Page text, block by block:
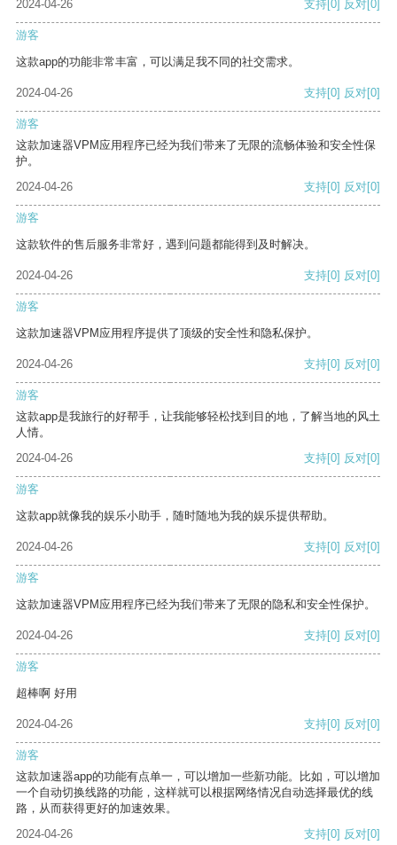
2024-04-26 支持 [0] 反对 [0]
游客
这款app的功能非常丰富，可以满足我不同的社交需求。
2024-04-26 支持[0] 反对[0]
游客
这款加速器VPM应用程序已经为我们带来了无限的流畅体验和安全性保
护。
2024-04-26
支持[0] 反对[0]
游客
这款软件的售后服务非常好，遇到问题都能得到及时解决。
2024-04-26 支持[0] 反对[0]
游客
这款加速器VPM应用程序提供了顶级的安全性和隐私保护。
2024-04-26 支持[0] 反对[0]
游客
这款app是我旅行的好帮手，让我能够轻松找到目的地，了解当地的风土
人情。
2024-04-26
支持[0] 反对[0]
游客
这款app就像我的娱乐小助手，随时随地为我的娱乐提供帮助。
2024-04-26 支持[0] 反对[0]
游客
这款加速器VPM应用程序已经为我们带来了无限的隐私和安全性保护。
2024-04-26 支持[0] 反对[0]
游客
超棒啊 好用
2024-04-26 支持[0] 反对[0]
游客
这款加速器app的功能有点单一，可以增加一些新功能。比如，可以增加
一个自动切换线路的功能，这样就可以根据网络情况自动选择最优的线
路，从而获得更好的加速效果。
2024-04-26
支持[0] 反对[0]